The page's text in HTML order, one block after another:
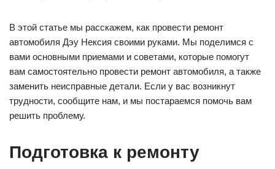
В этой статье мы расскажем, как провести ремонт
автомобиля Дэу Нексия своими руками. Мы поделимся с
вами основными приемами и советами, которые помогут
вам самостоятельно провести ремонт автомобиля, а также
заменить неисправные детали. Если у вас возникнут
трудности, сообщите нам, и мы постараемся помочь вам
решить проблему.
Подготовка к ремонту